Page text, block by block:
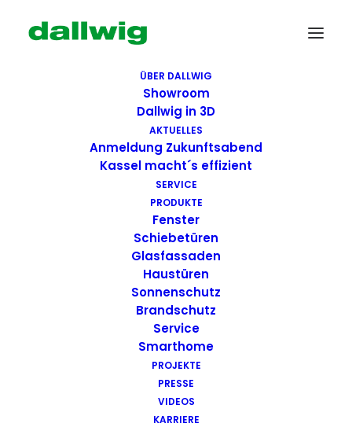
ÜBER DALLWIG
Showroom
Dallwig in 3D
AKTUELLES
Anmeldung Zukunftsabend
Kassel macht´s effizient
SERVICE
PRODUKTE
Fenster
Schiebetüren
Glasfassaden
Haustüren
Sonnenschutz
Brandschutz
Service
Smarthome
PROJEKTE
PRESSE
VIDEOS
KARRIERE
In wenigen Schritten zur
kostenlosen Expertenberatung
Für welches Produkt interessieren Sie sich?
Fenster
Schiebeelemente
Glasfassaden
Haustüren
Sonnenschutz
Smarthome